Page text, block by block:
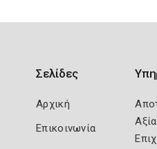
Σελίδες
Αρχική
Επικοινωνία